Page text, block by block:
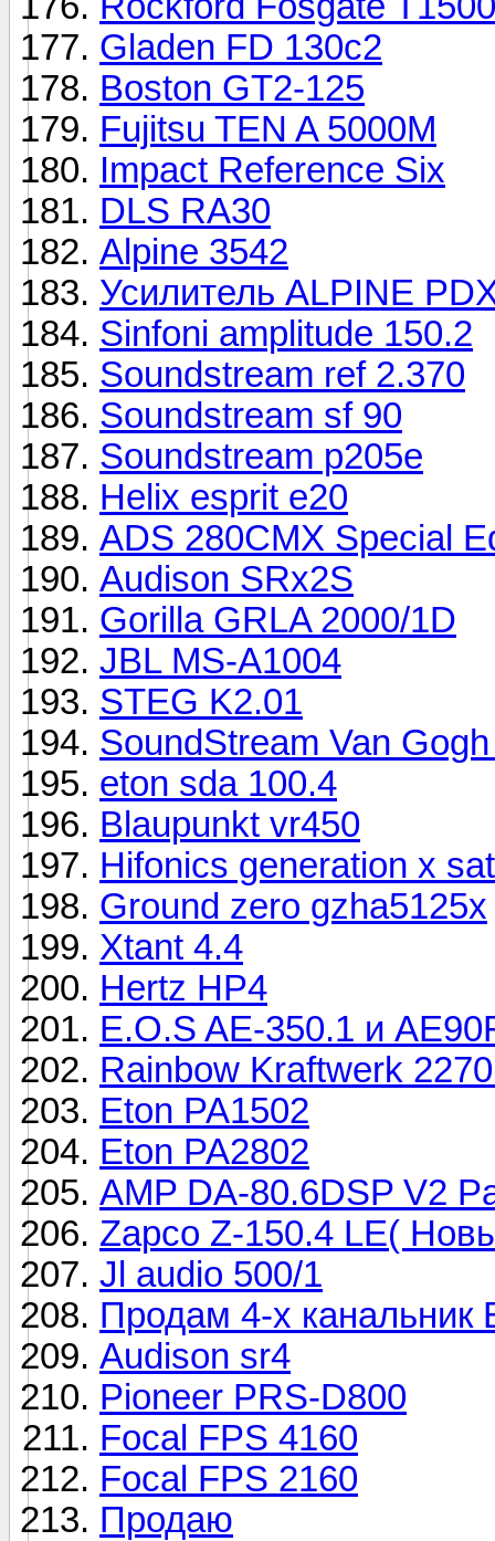
Gladen FD 130c2
Boston GT2-125
Fujitsu TEN A 5000M
Impact Reference Six
DLS RA30
Alpine 3542
Усилитель ALPINE
Sinfoni amplitude 150.2
Soundstream ref 2.370
Soundstream sf 90
Soundstream p205e
Helix esprit e20
ADS 280CMX Special
Audison SRx2S
Gorilla GRLA 2000/1D
JBL MS-A1004
STEG K2.01
SoundStream Van
eton sda 100.4
Blaupunkt vr450
Hifonics generation x
Ground zero gzha5125x
Xtant 4.4
Hertz HP4
E.O.S AE-350.1 и
Rainbow Kraftwerk
Eton PA1502
Eton PA2802
AMP DA-80.6DSP V2
Zapco Z-150.4 LE(
Jl audio 500/1
Продам 4-х канальник
Audison sr4
Pioneer PRS-D800
Focal FPS 4160
Focal FPS 2160
Продаю